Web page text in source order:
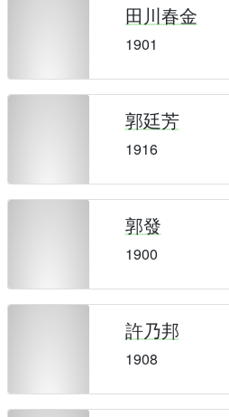
田川春金
1901
郭廷芳
1916
郭發
1900
許乃邦
1908